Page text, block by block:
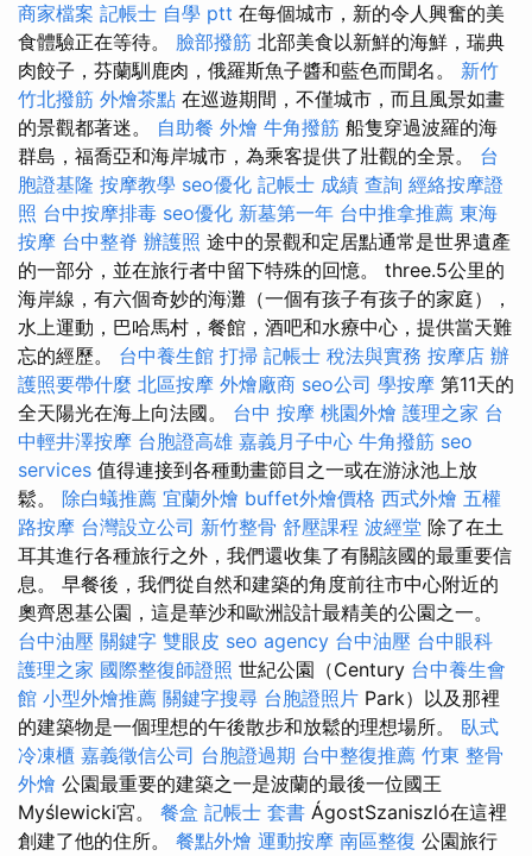
商家檔案 記帳士 自學 ptt 在每個城市，新的令人興奮的美
食體驗正在等待。 臉部撥筋 北部美食以新鮮的海鮮，瑞典
肉餃子，芬蘭馴鹿肉，俄羅斯魚子醬和藍色而聞名。 新竹
竹北撥筋 外燴茶點 在巡遊期間，不僅城市，而且風景如畫
的景觀都著迷。 自助餐 外燴 牛角撥筋 船隻穿過波羅的海
群島，福喬亞和海岸城市，為乘客提供了壯觀的全景。 台
胞證基隆 按摩教學 seo優化 記帳士 成績 查詢 經絡按摩證
照 台中按摩排毒 seo優化 新墓第一年 台中推拿推薦 東海
按摩 台中整脊 辦護照 途中的景觀和定居點通常是世界遺產
的一部分，並在旅行者中留下特殊的回憶。 three.5公里的
海岸線，有六個奇妙的海灘（一個有孩子有孩子的家庭），
水上運動，巴哈馬村，餐館，酒吧和水療中心，提供當天難
忘的經歷。 台中養生館 打掃 記帳士 稅法與實務 按摩店 辦
護照要帶什麼 北區按摩 外燴廠商 seo公司 學按摩 第11天的
全天陽光在海上向法國。 台中 按摩 桃園外燴 護理之家 台
中輕井澤按摩 台胞證高雄 嘉義月子中心 牛角撥筋 seo
services 值得連接到各種動畫節目之一或在游泳池上放
鬆。 除白蟻推薦 宜蘭外燴 buffet外燴價格 西式外燴 五權
路按摩 台灣設立公司 新竹整骨 舒壓課程 波經堂 除了在土
耳其進行各種旅行之外，我們還收集了有關該國的最重要信
息。 早餐後，我們從自然和建築的角度前往市中心附近的
奧齊恩基公園，這是華沙和歐洲設計最精美的公園之一。
台中油壓 關鍵字 雙眼皮 seo agency 台中油壓 台中眼科
護理之家 國際整復師證照 世紀公園（Century 台中養生會
館 小型外燴推薦 關鍵字搜尋 台胞證照片 Park）以及那裡
的建築物是一個理想的午後散步和放鬆的理想場所。 臥式
冷凍櫃 嘉義徵信公司 台胞證過期 台中整復推薦 竹東 整骨
外燴 公園最重要的建築之一是波蘭的最後一位國王
Myślewicki宮。 餐盒 記帳士 套書 ÁgostSzaniszló在這裡
創建了他的住所。 餐點外燴 運動按摩 南區整復 公園旅行